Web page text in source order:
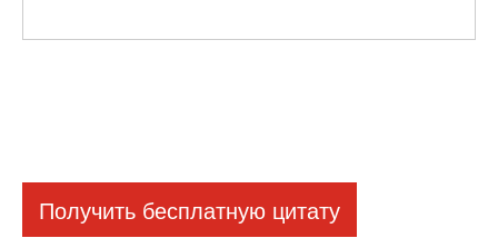
Получить бесплатную цитату